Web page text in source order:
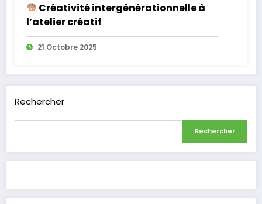
Créativité intergénérationnelle à
l’atelier créatif
21 Octobre 2025
Rechercher
Rechercher